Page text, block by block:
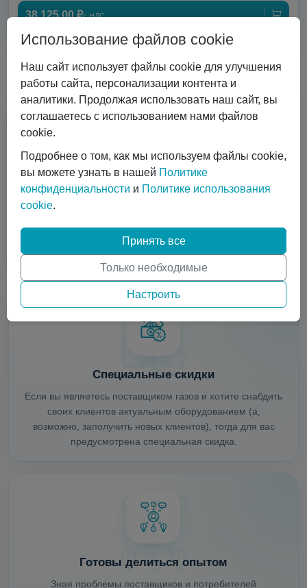
38 125,00 ₽с НДС
Почему с нами удобно работать
Передовое оборудование
ISO контейнеры, микробалки до 35 бар, недорогие
смешиванию моногазов, телеметрия, расходники
(вентиля, клапана, регуляторы).
Специальные скидки
Если вы являетесь поставщиком газов и хотите снабдить
своих клиентов актуальным оборудованием (а,
возможно, заполучить новых клиентов), тогда для вас
предусмотрена специальная скидка.
Готовы делиться опытом
Зная проблемы поставщиков и потребителей
Использование файлов cookie
Наш сайт использует файлы cookie для улучшения
работы сайта, персонализации контента и
аналитики. Продолжая использовать наш сайт, вы
соглашаетесь с использованием нами файлов
cookie.
Подробнее о том, как мы используем файлы cookie,
вы можете узнать в нашей Политике
конфиденциальности и Политике использования
cookie.
Принять все
Только необходимые
Настроить